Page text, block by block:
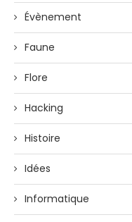
Évènement
Faune
Flore
Hacking
Histoire
Idées
Informatique